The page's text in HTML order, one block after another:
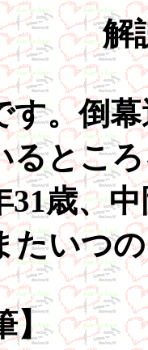
解
。倒幕
るとこ
31歳、
たいつ
】